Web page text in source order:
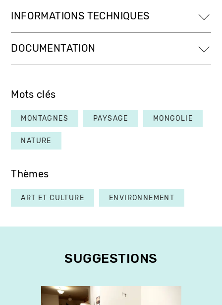
INFORMATIONS TECHNIQUES
DOCUMENTATION
Mots clés
MONTAGNES PAYSAGE MONGOLIE
NATURE
Thèmes
ART ET CULTURE ENVIRONNEMENT
SUGGESTIONS